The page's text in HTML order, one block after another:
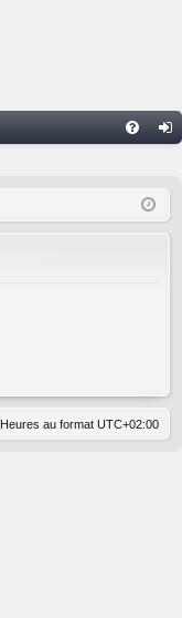
ne
Heures au format UTC+02:00